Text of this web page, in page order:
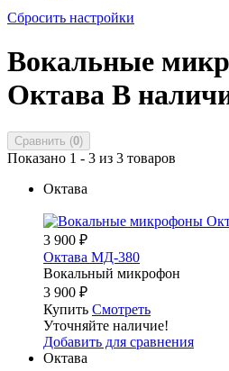
Сбросить настройки
Вокальные
Октава В
Сравнить (0)
Показано 1 - 3 из 3 товаров
Октава
3 900 ₽
Октава МД-380
Вокальный микрофон
3 900 ₽
Купить Смотреть
Уточняйте наличие!
Добавить для сравнения
Октава